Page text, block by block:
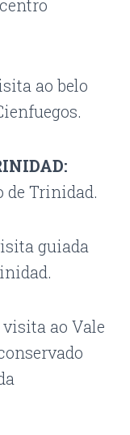
ao belo
de Trinidad.
guiada
visita ao Vale